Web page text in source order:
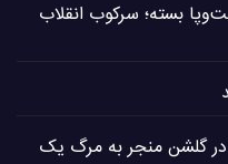
بسته؛ سرکوب انقلاب
در گلشن منجر به مرگ یک